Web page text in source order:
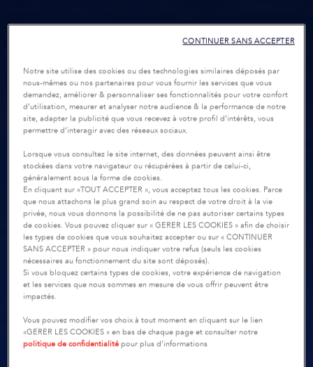
Notre site utilise des cookies ou des technologies similaires déposés par
nous-mêmes ou nos partenaires pour vous fournir les services que vous
demandez, améliorer & personnaliser ses fonctionnalités pour votre confort
d’utilisation, mesurer et analyser notre audience & la performance de notre
site, adapter la publicité que vous recevez à votre profil d’intérêts, vous
permettre d’interagir avec des réseaux sociaux.
Lorsque vous consultez le site internet, des données peuvent ainsi être
stockées dans votre navigateur ou récupérées à partir de celui-ci,
généralement sous la forme de cookies.
En cliquant sur «TOUT ACCEPTER », vous acceptez tous les cookies. Parce
que nous attachons le plus grand soin au respect de votre droit à la vie
privée, nous vous donnons la possibilité de ne pas autoriser certains types
de cookies. Vous pouvez cliquer sur « GERER LES COOKIES » afin de choisir
les types de cookies que vous souhaitez accepter ou sur « CONTINUER
SANS ACCEPTER » pour nous indiquer votre refus (seuls les cookies
nécessaires au fonctionnement du site sont déposés).
Si vous bloquez certains types de cookies, votre expérience de navigation
et les services que nous sommes en mesure de vous offrir peuvent être
impactés.
Vous pouvez modifier vos choix à tout moment en cliquant sur le lien
«GERER LES COOKIES » en bas de chaque page et consulter notre
politique de confidentialité pour plus d’informations
CONTINUER SANS ACCEPTER